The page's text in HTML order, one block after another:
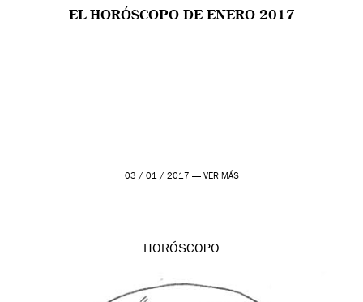
EL HORÓSCOPO DE ENERO 2017
03 / 01 / 2017 — VER MÁS
HORÓSCOPO